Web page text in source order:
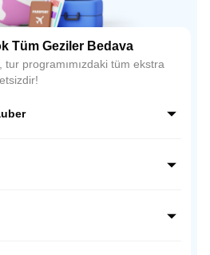
Tüm Geziler Bedava
tur programımızdaki tüm ekstra
der Tauber, Orta Çağ atmosferini
çiçekli evleri ve tarihi